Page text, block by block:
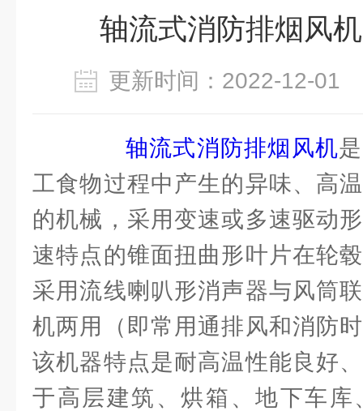
轴流式消防排烟风
更新时间：2022-12-
轴流式消防排烟风机
工食物过程中产生的异味、高
的机械，采用变速或多速驱动
速特点的锥面扭曲形叶片在轮
采用流线喇叭形消声器与风筒
机两用（即常用通排风和消防
该机器特点是耐高温性能良好
于高层建筑、烘箱、地下车库